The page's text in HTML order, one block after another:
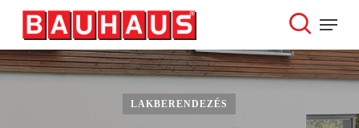
Skip
main
search
Menu
LAKBERENDEZÉS
Close
Menu